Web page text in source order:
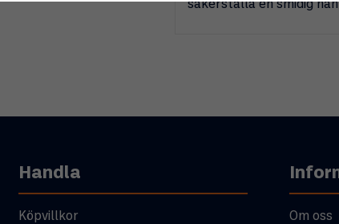
säkerställa en smidig
Handla
Köpvillkor Om oss